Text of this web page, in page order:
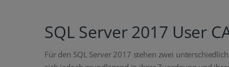
SQL Server 2017 User
Für den SQL Server 2017 stehen zwei